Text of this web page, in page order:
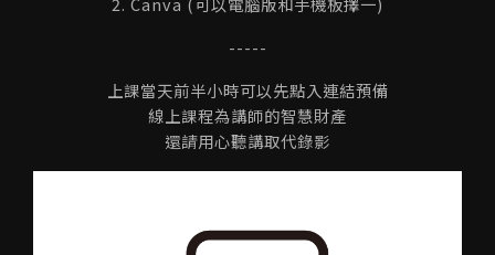
-----
上課當天前半小時可以先點入連結預備
線上課程為講師的智慧財產
還請用心聽講取代錄影